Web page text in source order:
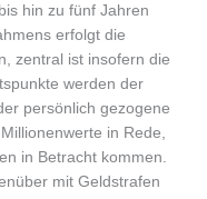
hin zu fünf Jahren
erfolgt die
zentral ist insofern die
werden der
persönlich gezogene
in Rede,
in Betracht kommen.
mit Geldstrafen